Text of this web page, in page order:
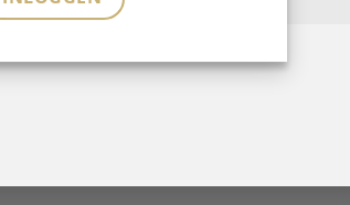
aan te brengen